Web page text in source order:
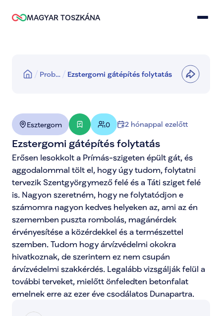
MAGYAR TOSZKÁNA
Prob… Ezstergomi gátépítés folytatás
Esztergom 0 2 hónappal ezelőtt
Ezstergomi gátépítés folytatás
Erősen lesokkolt a Prímás-szigeten épült gát, és
aggodalommal tölt el, hogy úgy tudom, folytatni
tervezik Szentgyörgymező felé és a Táti sziget felé
is. Nagyon szeretném, hogy ne folytatódjon e
számomra nagyon kedves helyeken az, ami az én
szememben puszta rombolás, magánérdek
érvényesítése a közérdekkel és a természettel
szemben. Tudom hogy árvízvédelmi okokra
hivatkoznak, de szerintem ez nem csupán
árvízvédelmi szakkérdés. Legalább vizsgálják felül a
további terveket, mielőtt önfeledten betonfalat
emelnek erre az ezer éve csodálatos Dunapartra.